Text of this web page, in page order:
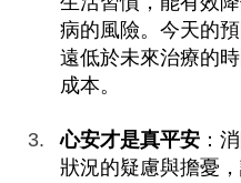
病的風險。今天的預
遠低於未來治療的
成本。
心安才是真平安 ：
狀況的疑慮與擔憂